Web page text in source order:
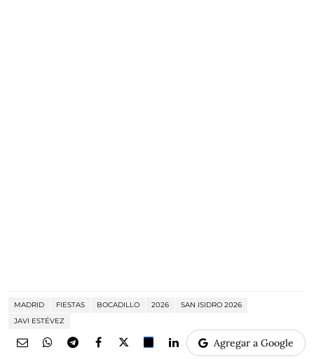
MADRID FIESTAS BOCADILLO 2026
SAN ISIDRO 2026
JAVI ESTÉVEZ
Agregar a Google